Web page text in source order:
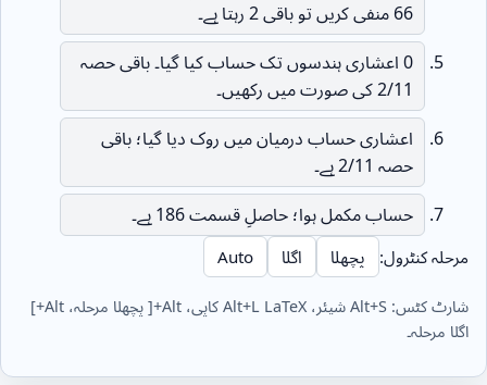
66 منفی کریں تو باقی 2 رہتا ہے۔
0 اعشاری ہندسوں تک حساب کیا گیا۔ باقی حصہ
2/11 کی صورت میں رکھیں۔
اعشاری حساب درمیان میں روک دیا گیا؛ باقی
حصہ 2/11 ہے۔
حساب مکمل ہوا؛ حاصلِ قسمت 186 ہے۔
مرحلہ کنٹرول: پچھلا اگلا Auto
شارٹ کٹس: Alt+S شیئر، Alt+L LaTeX کاپی، Alt+[ پچھلا مرحلہ، Alt+]
اگلا مرحلہ۔